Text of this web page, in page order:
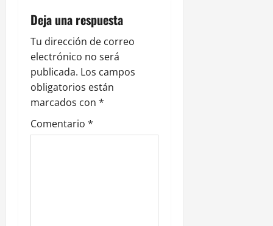
ó
n
d
e
e
n
Deja una respuesta
Tu dirección de correo
electrónico no será
publicada. Los campos
obligatorios están
marcados con *
Comentario *